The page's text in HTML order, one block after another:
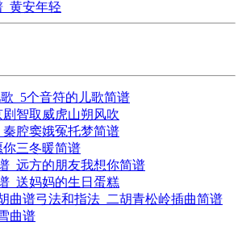
黄安年轻
_5个音符的儿歌简谱
智取威虎山朔风吹
腔窦娥冤托梦简谱
你三冬暖简谱
_远方的朋友我想你简谱
_送妈妈的生日蛋糕
曲谱弓法和指法_二胡青松岭插曲简谱
曲谱